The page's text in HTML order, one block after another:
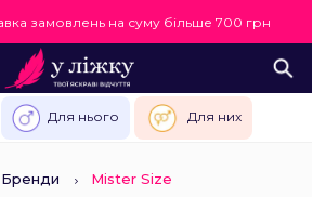
замовлень на суму більше 700 грн
Для нього Для них
Бренди Mister Size